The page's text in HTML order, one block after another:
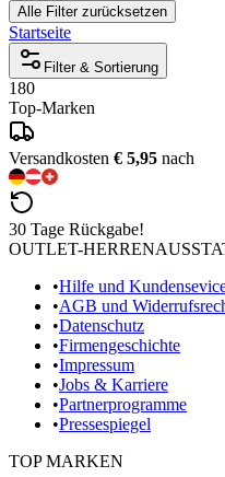
Alle Filter zurücksetzen
Startseite
Filter & Sortierung
180
Top-Marken
Versandkosten € 5,95 nach
30 Tage Rückgabe!
OUTLET-
•Hilfe und
•AGB und
•Datenschutz
•Firmengeschichte
•Impressum
•Jobs & Karriere
•Partnerprogramme
•Pressespiegel
TOP MARKEN